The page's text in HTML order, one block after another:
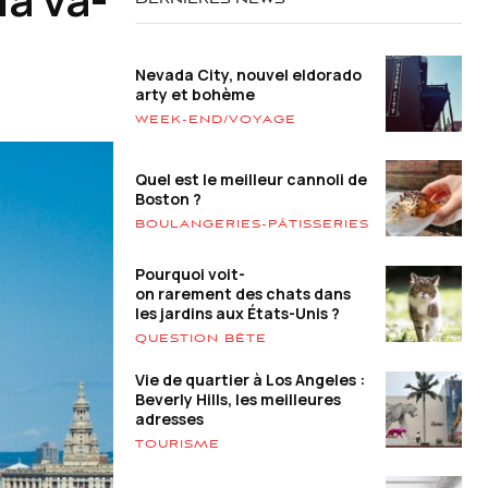
Nevada City, nouvel eldorado
arty et bohème
WEEK-END/VOYAGE
Quel est le meilleur cannoli de
Boston ?
BOULANGERIES-PÂTISSERIES
Pourquoi voit-
on rarement des chats dans
les jardins aux États-Unis ?
QUESTION BÊTE
Vie de quartier à Los Angeles :
Beverly Hills, les meilleures
adresses
TOURISME